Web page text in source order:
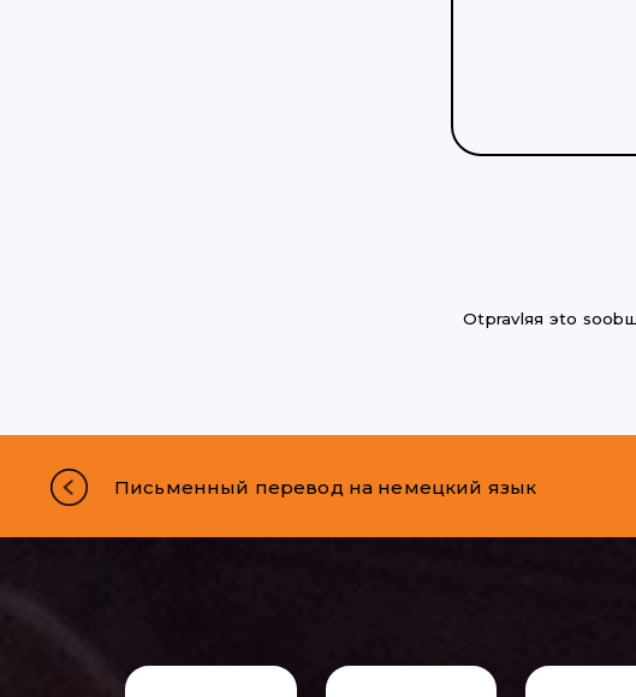
Otpravlяя эto
Письменный перевод на немецкий язык